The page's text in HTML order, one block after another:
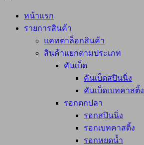
หน้าแรก
รายการสินค้า
แคทตาล็อกสินค้า
สินค้าแยกตามประเภท
คันเบ็ด
คันเบ็ดสปินนิ่ง
คันเบ็ดเบทคาสติ้ง
รอกตกปลา
รอกสปินนิ่ง
รอกเบทคาสติ้ง
รอกหยดน้ำ